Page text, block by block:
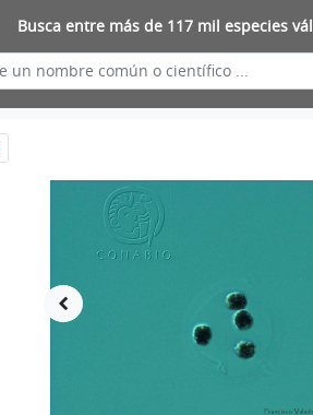
Busca entre más de 117 mil especies